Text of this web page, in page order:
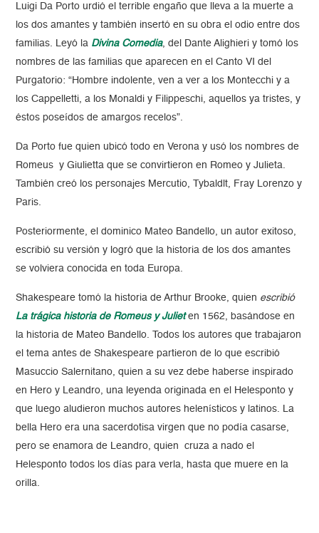
Luigi Da Porto urdió el terrible engaño que lleva a la muerte a
los dos amantes y también insertó en su obra el odio entre dos
familias. Leyó la Divina Comedia, del Dante Alighieri y tomó los
nombres de las familias que aparecen en el Canto VI del
Purgatorio: “Hombre indolente, ven a ver a los Montecchi y a
los Cappelletti, a los Monaldi y Filippeschi, aquellos ya tristes, y
éstos poseídos de amargos recelos”.
Da Porto fue quien ubicó todo en Verona y usó los nombres de
Romeus y Giulietta que se convirtieron en Romeo y Julieta.
También creó los personajes Mercutio, Tybaldlt, Fray Lorenzo y
Paris.
Posteriormente, el dominico Mateo Bandello, un autor exitoso,
escribió su versión y logró que la historia de los dos amantes
se volviera conocida en toda Europa.
Shakespeare tomó la historia de Arthur Brooke, quien escribió
La trágica historia de Romeus y Julieten 1562, basándose en
la historia de Mateo Bandello. Todos los autores que trabajaron
el tema antes de Shakespeare partieron de lo que escribió
Masuccio Salernitano, quien a su vez debe haberse inspirado
en Hero y Leandro, una leyenda originada en el Helesponto y
que luego aludieron muchos autores helenísticos y latinos. La
bella Hero era una sacerdotisa virgen que no podía casarse,
pero se enamora de Leandro, quien cruza a nado el
Helesponto todos los días para verla, hasta que muere en la
orilla.